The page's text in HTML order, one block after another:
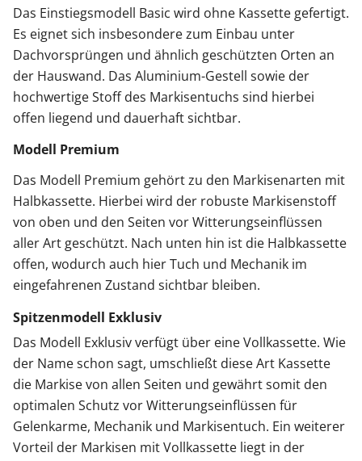
Das Einstiegsmodell Basic wird ohne Kassette gefertigt.
Es eignet sich insbesondere zum Einbau unter
Dachvorsprüngen und ähnlich geschützten Orten an
der Hauswand. Das Aluminium-Gestell sowie der
hochwertige Stoff des Markisentuchs sind hierbei
offen liegend und dauerhaft sichtbar.
Modell Premium
Das Modell Premium gehört zu den Markisenarten mit
Halbkassette. Hierbei wird der robuste Markisenstoff
von oben und den Seiten vor Witterungseinflüssen
aller Art geschützt. Nach unten hin ist die Halbkassette
offen, wodurch auch hier Tuch und Mechanik im
eingefahrenen Zustand sichtbar bleiben.
Spitzenmodell Exklusiv
Das Modell Exklusiv verfügt über eine Vollkassette. Wie
der Name schon sagt, umschließt diese Art Kassette
die Markise von allen Seiten und gewährt somit den
optimalen Schutz vor Witterungseinflüssen für
Gelenkarme, Mechanik und Markisentuch. Ein weiterer
Vorteil der Markisen mit Vollkassette liegt in der